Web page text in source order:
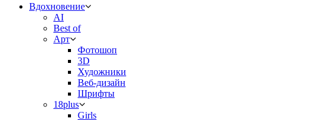
Вдохновение
AI
Best of
Арт
Фотошоп
3D
Художники
Веб-дизайн
Шрифты
18plus
Girls